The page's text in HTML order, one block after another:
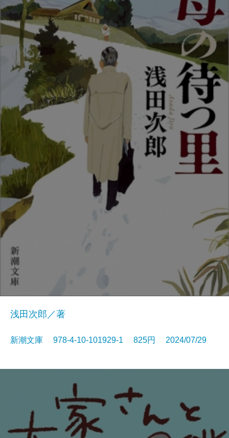
浅田次郎／著
新潮文庫 978-4-10-101929-1 825円 2024/07/29